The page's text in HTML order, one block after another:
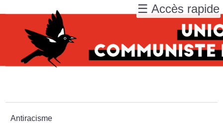
Antiracisme
☰ Accès rapide